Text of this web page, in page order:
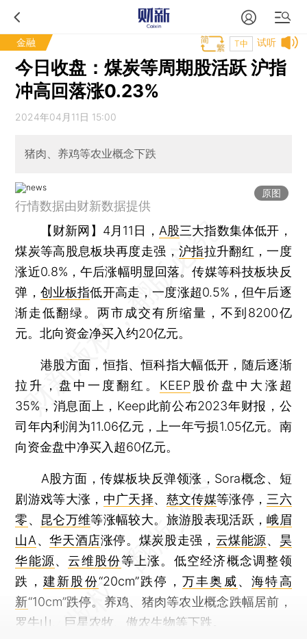
金融 试听
T中
今日收盘：煤炭等周期股活跃 沪指
冲高回落涨0.23%
2024年04月11日 15:00
猪肉、养鸡等农业概念下跌
原图
行情数据由财新数据提供
【财新网】 4月11日， A股三大指数集体低开，
煤炭等高股息板块再度走强， 沪指拉升翻红，一度
涨近0.8%，午后涨幅明显回落。传媒等科技板块反
弹， 创业板指低开高走，一度涨超0.5%，但午后逐
渐走低翻绿。两市成交有所缩量，不到8200亿
元。北向资金净买入约20亿元。
港股方面，恒指、恒科指大幅低开，随后逐渐
拉升，盘中一度翻红。 KEEP 股价盘中大涨超
35%，消息面上，Keep此前公布2023年财报，公
司年内利润为11.06亿元，上一年亏损1.05亿元。南
向资金盘中净买入超60亿元。
A股方面，传媒板块反弹领涨，Sora概念、短
剧游戏等大涨， 中广天择、 慈文传媒等涨停， 三六
零、 昆仑万维等涨幅较大。旅游股表现活跃，峨眉
山A、华天酒店涨停。煤炭股走强， 云煤能源、 昊
华能源、 云维股份等上涨。低空经济概念调整领
跌， 建新股份“20cm”跌停， 万丰奥威、海特高
新“10cm”跌停。养鸡、猪肉等农业概念跌幅居前，
罗牛山
巨星农牧 、傲农生物等下跌。